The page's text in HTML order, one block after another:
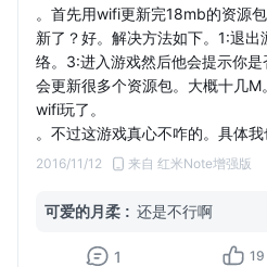
。首先用wifi更新完18mb的资源
新了？好。解决方法如下。1:退
络。3:进入游戏然后他会提示你是
会更新很多个资源包。大概十几
wifi玩了。
。不过这游戏真心不咋的。具体我
2016/11/12 来自 红米Note增强版
可爱的月柔 : 还是不行啊
1 19